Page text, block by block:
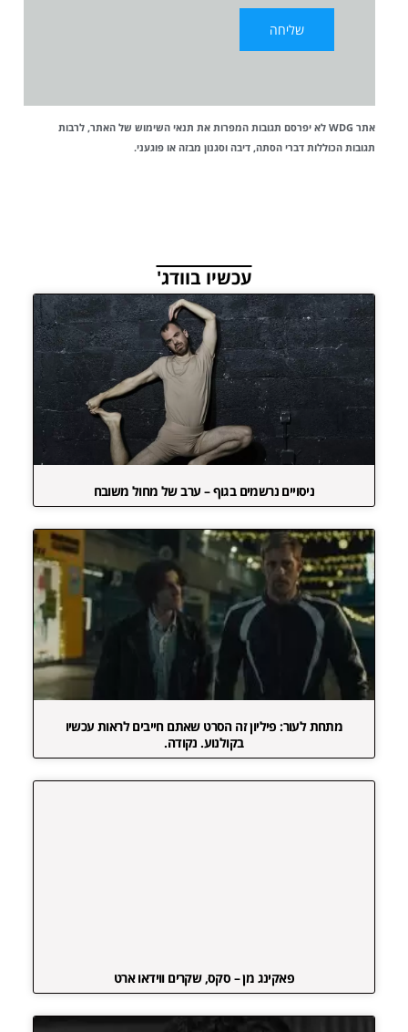
אתר WDG לא יפרסם תגובות המפרות את תנאי השימוש של האתר, לרבות
תגובות הכוללות דברי הסתה, דיבה וסגנון מבזה או פוגעני.
עכשיו בוודג'
ניסויים נרשמים בגוף – ערב של מחול משובח
מתחת לעור: פיליון זה הסרט שאתם חייבים לראות עכשיו
בקולנוע. נקודה.
פאקינג מן – סקס, שקרים ווידאו ארט